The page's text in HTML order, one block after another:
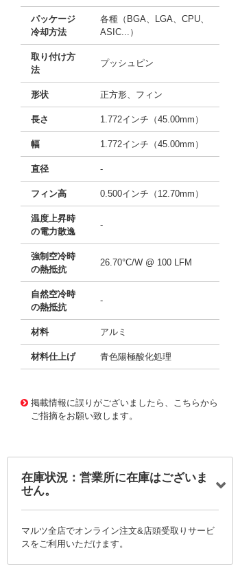
パッケージ
冷却方法
各種（BGA、LGA、CPU、
ASIC...）
取り付け方
法
プッシュピン
形状 正方形、フィン
長さ 1.772インチ（45.00mm）
幅 1.772インチ（45.00mm）
直径 -
フィン高 0.500インチ（12.70mm）
温度上昇時
の電力散逸
-
強制空冷時
の熱抵抗
26.70°C/W @ 100 LFM
自然空冷時
の熱抵抗
-
材料 アルミ
材料仕上げ 青色陽極酸化処理
掲載情報に誤りがございましたら、こちらから
ご指摘をお願い致します。
在庫状況：営業所に在庫はございま
せん。
マルツ全店でオンライン注文&店頭受取りサービ
スをご利用いただけます。